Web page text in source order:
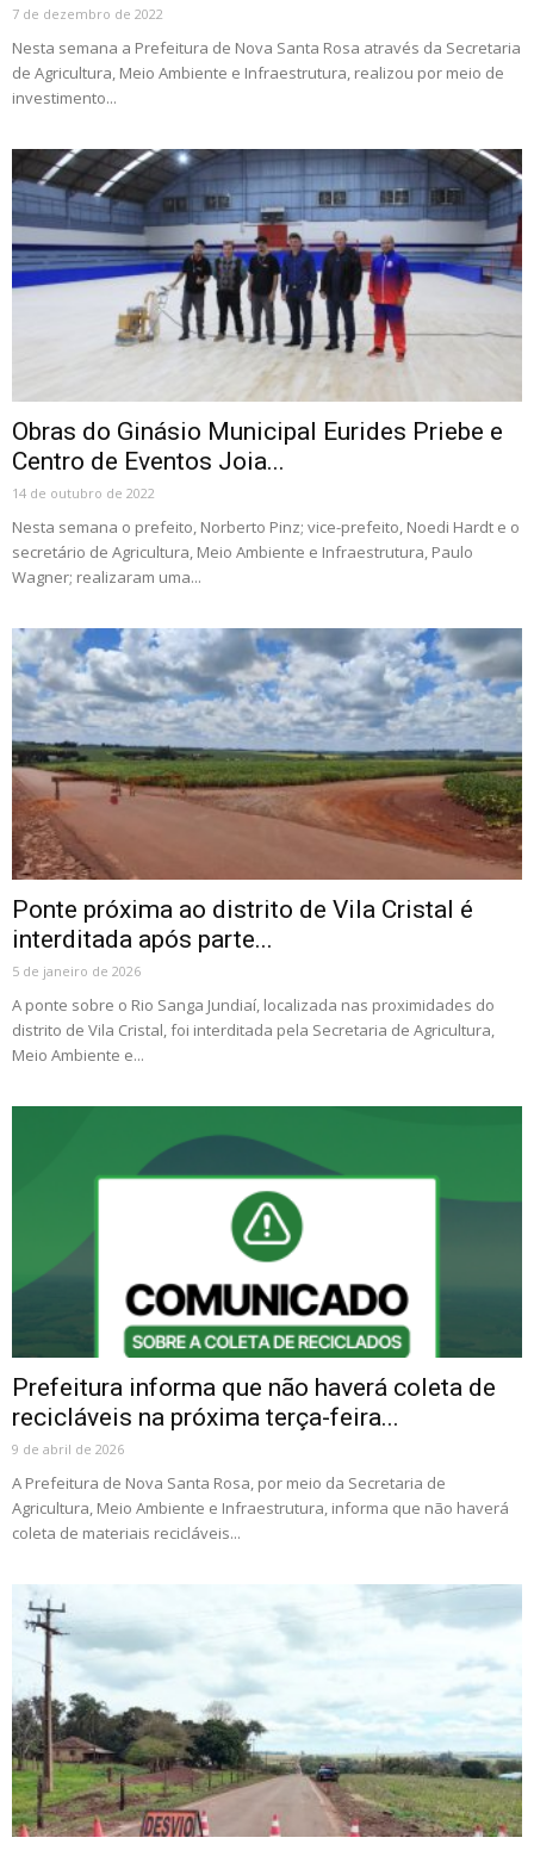
7 de dezembro de 2022
Nesta semana a Prefeitura de Nova Santa Rosa através da Secretaria
de Agricultura, Meio Ambiente e Infraestrutura, realizou por meio de
investimento...
Obras do Ginásio Municipal Eurides Priebe e
Centro de Eventos Joia...
14 de outubro de 2022
Nesta semana o prefeito, Norberto Pinz; vice-prefeito, Noedi Hardt e o
secretário de Agricultura, Meio Ambiente e Infraestrutura, Paulo
Wagner; realizaram uma...
Ponte próxima ao distrito de Vila Cristal é
interditada após parte...
5 de janeiro de 2026
A ponte sobre o Rio Sanga Jundiaí, localizada nas proximidades do
distrito de Vila Cristal, foi interditada pela Secretaria de Agricultura,
Meio Ambiente e...
Prefeitura informa que não haverá coleta de
recicláveis na próxima terça-feira...
9 de abril de 2026
A Prefeitura de Nova Santa Rosa, por meio da Secretaria de
Agricultura, Meio Ambiente e Infraestrutura, informa que não haverá
coleta de materiais recicláveis...